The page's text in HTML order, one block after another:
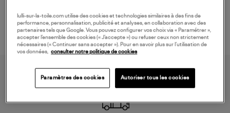
lulli-sur-la-toile.com utilise des cookies et technologies similaires à des fins de
performance, personnalisation, publicité et analyses, en collaboration avec des
partenaires tels que Google. Vous pouvez configurer vos choix via « Paramétrer »,
accepter l’ensemble des cookies (« J’accepte ») ou refuser ceux non strictement
nécessaires (« Continuer sans accepter »). Pour en savoir plus sur l’utilisation de
vos données, consulter notre politique de cookies
Paramètres des cookies Autoriser tous les cookies